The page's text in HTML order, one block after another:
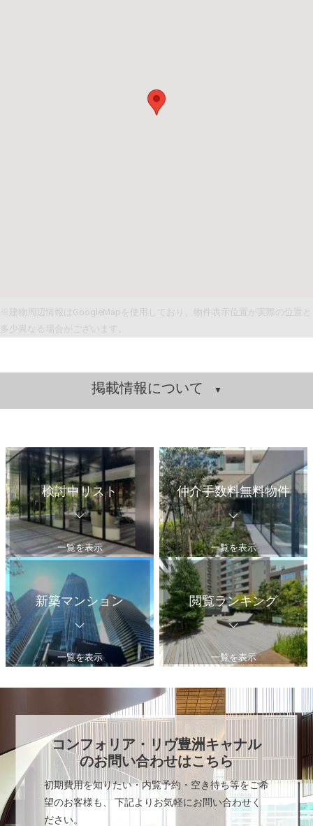
※建物周辺情報はGoogleMapを使用しており、物件表示位置が実際の位置と
多少異なる場合がございます。
掲載情報について
検討中リスト
一覧を表示
仲介手数料無料物件
一覧を表示
新築マンション
一覧を表示
閲覧ランキング
一覧を表示
コンフォリア・リヴ豊洲キャナル
のお問い合わせはこちら
初期費用を知りたい・内覧予約・空き待ち等をご希
望のお客様も、 下記よりお気軽にお問い合わせく
ださい。